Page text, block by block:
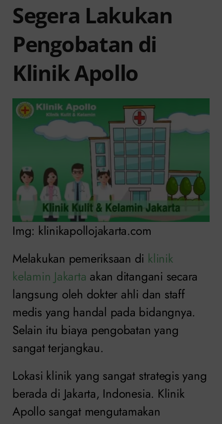
Segera Lakukan
Pengobatan di
Klinik Apollo
Img: klinikapollojakarta.com
Melakukan pemeriksaan di klinik
kelamin Jakarta akan ditangani secara
langsung oleh dokter ahli dan staff
medis yang handal pada bidangnya.
Selain itu biaya pengobatan yang
sangat terjangkau.
Lokasi klinik yang sangat strategis yang
berada di Jakarta, Indonesia. Klinik
Apollo sangat mengutamakan